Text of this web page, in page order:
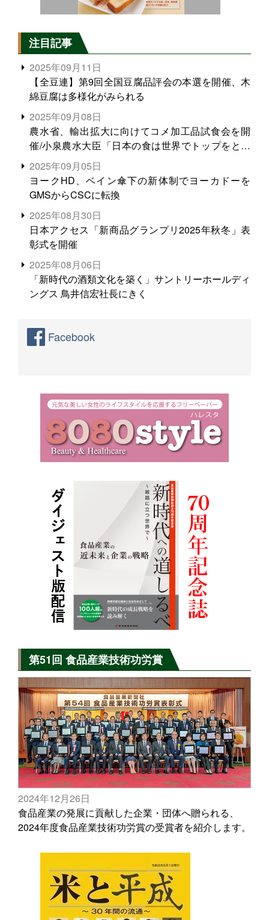
注目記事
2025年09月11日
【全豆連】第9回全国豆腐品評会の本選を開催、木
綿豆腐は多様化がみられる
2025年09月08日
農水省、輸出拡大に向けてコメ加工品試食会を開
催/小泉農水大臣「日本の食は世界でトップをとれ
る。米増産に向けて、米輸出需要の拡大を」
2025年09月05日
ヨークHD、ベイン傘下の新体制でヨーカドーを
GMSからCSCに転換
2025年08月30日
日本アクセス「新商品グランプリ2025年秋冬」表
彰式を開催
2025年08月06日
「新時代の酒類文化を築く」サントリーホールディ
ングス 鳥井信宏社長にきく
Facebook
第51回 食品産業技術功労賞
2024年12月26日
食品産業の発展に貢献した企業・団体へ贈られる、
2024年度食品産業技術功労賞の受賞者を紹介します。